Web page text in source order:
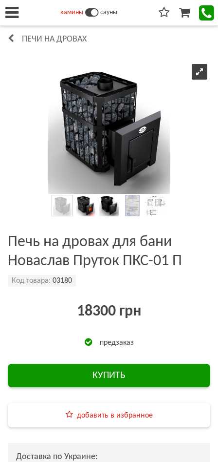
камины сауны
ПЕЧИ НА ДРОВАХ
Печь на дровах для бани
Новаслав Пруток ПКС-01 П
Код товара: 03180
18300 грн
предзаказ
КУПИТЬ
добавить в избранное
Доставка по Украине: